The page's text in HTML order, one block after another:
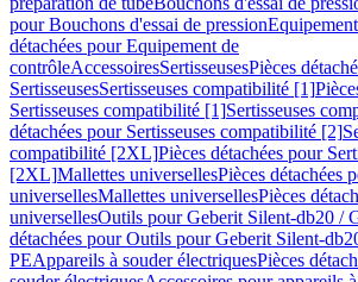
pour Bouchons d'essai de pression
détachées pour Equipement de
contrôleAccessoiresSertisseusesPièces
SertisseusesSertisseuses compatibilité [1]
Sertisseuses compatibilité [1]Sertisseuses
détachées pour Sertisseuses compatibilité [2]
compatibilité [2XL]Pièces détachées pour
[2XL]Mallettes universellesPièces détachées
universellesMallettes universellesPièces
universellesOutils pour Geberit Silent-db20 /
détachées pour Outils pour Geberit Silent-
PEAppareils à souder électriquesPièces